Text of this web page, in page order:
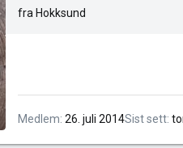
fra Hokksund
Medlem 26. juli 2014Sist sett